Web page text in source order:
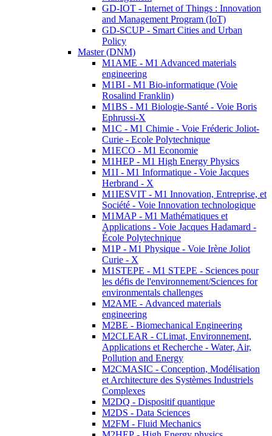
GD-IOT - Internet of Things : Innovation
and Management Program (IoT)
GD-SCUP - Smart Cities and Urban
Policy
Master (DNM)
M1AME - M1 Advanced materials
engineering
M1BI - M1 Bio-informatique (Voie
Rosalind Franklin)
M1BS - M1 Biologie-Santé - Voie Boris
Ephrussi-X
M1C - M1 Chimie - Voie Fréderic Joliot-
Curie - Ecole Polytechnique
M1ECO - M1 Economie
M1HEP - M1 High Energy Physics
M1I - M1 Informatique - Voie Jacques
Herbrand - X
M1IESVIT - M1 Innovation, Entreprise, et
Société - Voie Innovation technologique
M1MAP - M1 Mathématiques et
Applications - Voie Jacques Hadamard -
École Polytechnique
M1P - M1 Physique - Voie Irène Joliot
Curie - X
M1STEPE - M1 STEPE - Sciences pour
les défis de l'environnement/Sciences for
environmentals challenges
M2AME - Advanced materials
engineering
M2BE - Biomechanical Engineering
M2CLEAR - CLimat, Environnement,
Applications et Recherche - Water, Air,
Pollution and Energy
M2CMASIC - Conception, Modélisation
et Architecture des Systèmes Industriels
Complexes
M2DQ - Dispositif quantique
M2DS - Data Sciences
M2FM - Fluid Mechanics